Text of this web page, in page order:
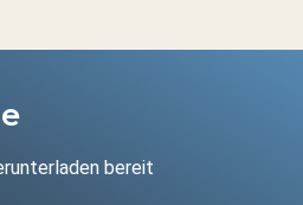
bereit